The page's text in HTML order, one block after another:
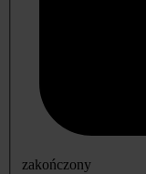
zakończony